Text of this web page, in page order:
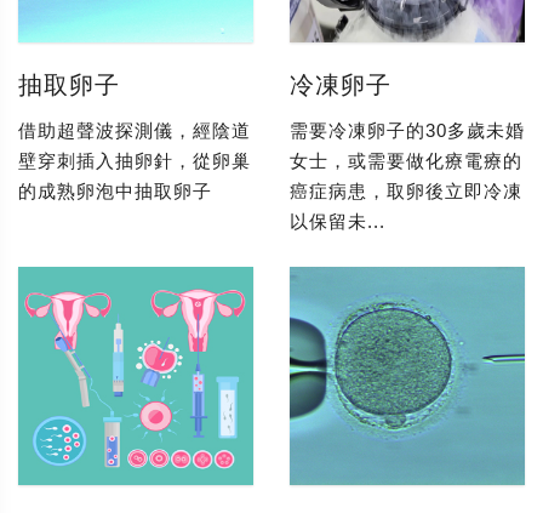
抽取卵子
借助超聲波探測儀，經陰道
壁穿刺插入抽卵針，從卵巢
的成熟卵泡中抽取卵子
冷凍卵子
需要冷凍卵子的30多歲未婚
女士，或需要做化療電療的
癌症病患，取卵後立即冷凍
以保留未...